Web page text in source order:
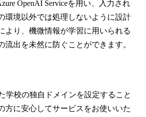
OpenAI Serviceを用い、入力され
環境以外では処理しないように設計
より、機微情報が学習に用いられる
流出を未然に防ぐことができます。
学校の独自ドメインを設定すること
方に安心してサービスをお使いいた